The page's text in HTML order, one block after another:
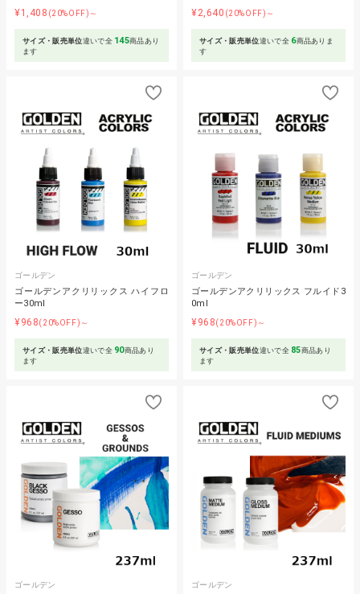
¥1,408 (20%OFF)～
サイズ・販売単位違いで全 145商品あり
ます
¥2,640 (20%OFF)～
サイズ・販売単位違いで全 6商品ありま
す
ゴールデン
ゴールデンアクリリックス ハイフロ
ー30ml
¥968(20%OFF)～
サイズ・販売単位違いで全 90商品あり
ます
ゴールデン
ゴールデンアクリリックス フルイド3
0ml
¥968(20%OFF)～
サイズ・販売単位違いで全 85商品あり
ます
ゴールデン ゴールデン